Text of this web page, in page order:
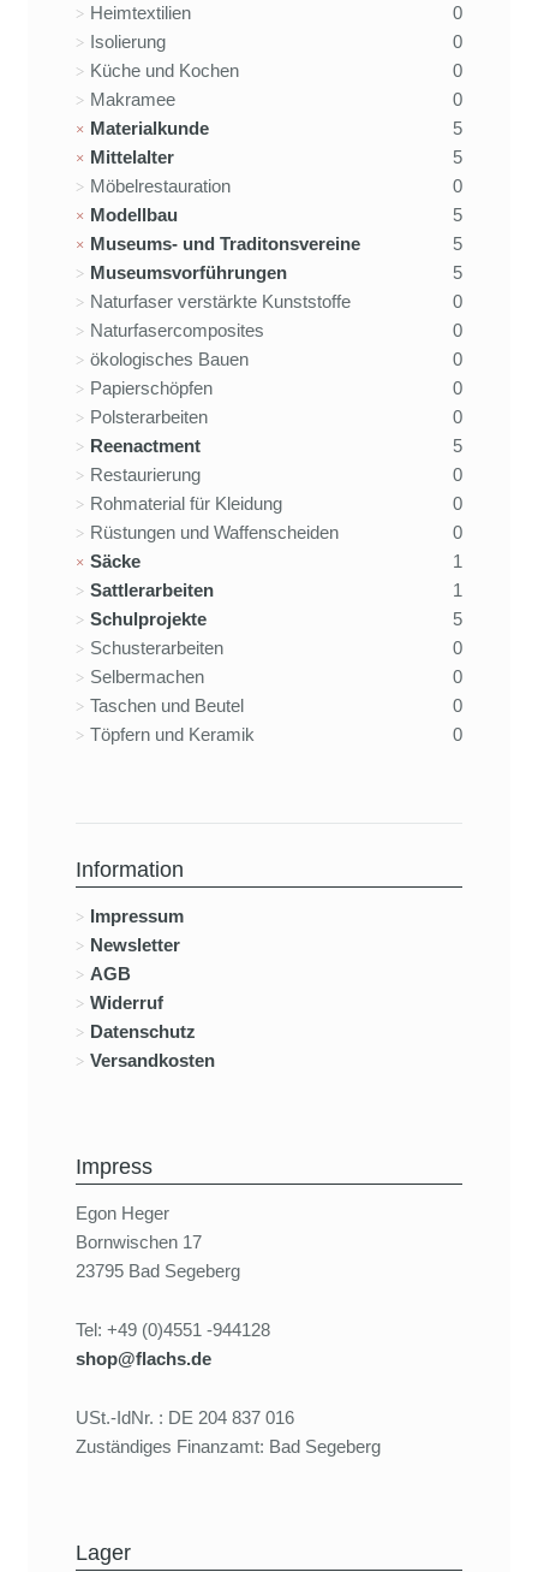
Heimtextilien
0
Isolierung
0
Küche und Kochen
0
Makramee
0
Materialkunde
5
Mittelalter
5
Möbelrestauration
0
Modellbau
5
Museums- und Traditonsvereine
5
Museumsvorführungen
5
Naturfaser verstärkte Kunststoffe
0
Naturfasercomposites
0
ökologisches Bauen
0
Papierschöpfen
0
Polsterarbeiten
0
Reenactment
5
Restaurierung
0
Rohmaterial für Kleidung
0
Rüstungen und Waffenscheiden
0
Säcke
1
Sattlerarbeiten
1
Schulprojekte
5
Schusterarbeiten
0
Selbermachen
0
Taschen und Beutel
0
Töpfern und Keramik
0
Information
Impressum
Newsletter
AGB
Widerruf
Datenschutz
Versandkosten
Impress
Egon Heger
Bornwischen 17
23795 Bad Segeberg
Tel: +49 (0)4551 -944128
shop@flachs.de
USt.-IdNr. : DE 204 837 016
Zuständiges Finanzamt: Bad Segeberg
Lager